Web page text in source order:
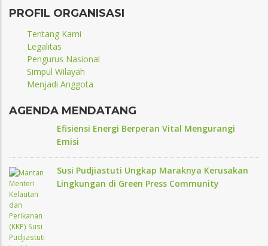
PROFIL ORGANISASI
Tentang Kami
Legalitas
Pengurus Nasional
Simpul Wilayah
Menjadi Anggota
AGENDA MENDATANG
Efisiensi Energi Berperan Vital Mengurangi
Emisi
Susi Pudjiastuti Ungkap Maraknya Kerusakan
Lingkungan di Green Press Community